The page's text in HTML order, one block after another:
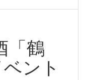
「鶴
ント